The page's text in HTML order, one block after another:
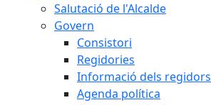
Salutació de l'Alcalde
Govern
Consistori
Regidories
Informació dels regidors
Agenda política